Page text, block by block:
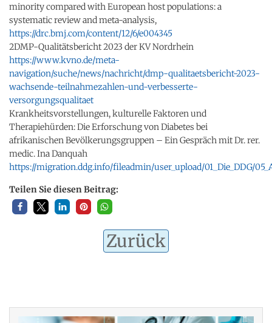
minority compared with European host populations: a
systematic review and meta-analysis,
https://drc.bmj.com/content/12/6/e004345
2DMP-Qualitätsbericht 2023 der KV Nordrhein
https://www.kvno.de/meta-
navigation/suche/news/nachricht/dmp-qualitaetsbericht-2023-
wachsende-teilnahmezahlen-und-verbesserte-
versorgungsqualitaet
Krankheitsvorstellungen, kulturelle Faktoren und
Therapiehürden: Die Erforschung von Diabetes bei
afrikanischen Bevölkerungsgruppen – Ein Gespräch mit Dr. rer.
medic. Ina Danquah
https://migration.ddg.info/fileadmin/user_upload/01_Die_DDG/
Teilen Sie diesen Beitrag:
Zurück